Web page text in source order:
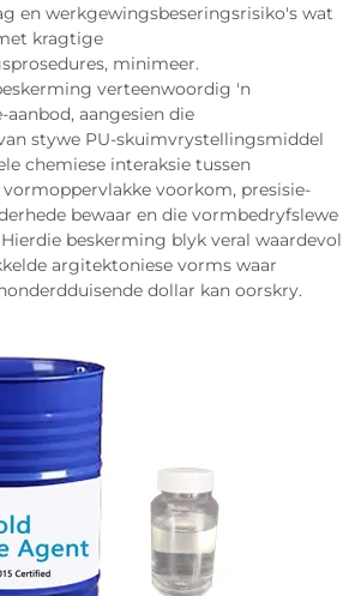
en werkgewingsbeseringsrisiko's wat
kragtige
minimeer.
verteenwoordig 'n
aangesien die
stywe PU-skuimvrystellingsmiddel
chemiese interaksie tussen
voorkom, presisie-
bewaar en die vormbedryfslewe
beskerming blyk veral waardevol
argitektoniese vorms waar
dollar kan oorskry.